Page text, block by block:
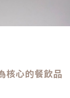
核心的餐飲品